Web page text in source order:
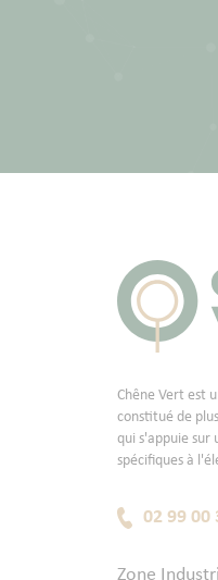
Chêne Vert est
constitué de
qui s'appuie sur
spécifiques à
02 99 00
Zone